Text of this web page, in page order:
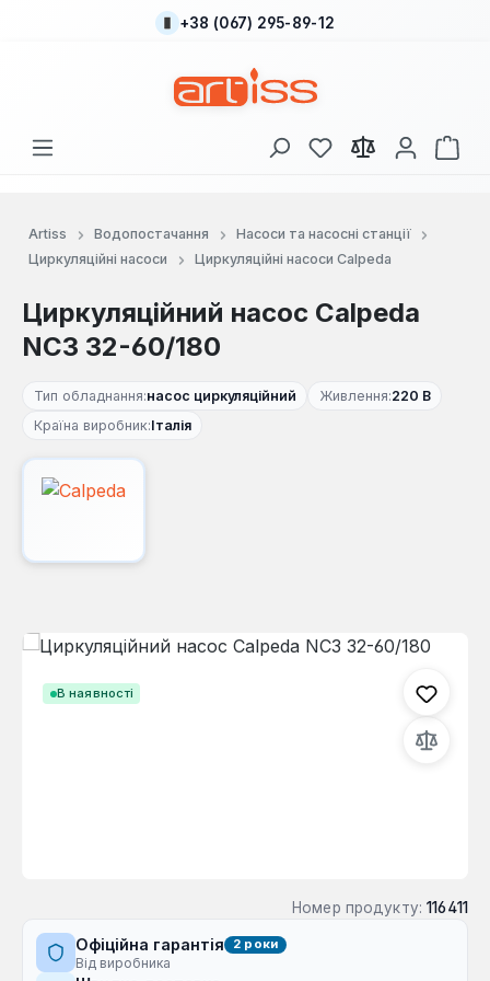
Перейти до основного вмісту
+38 (067) 295-89-12
У вас є 0 у списку
Artiss Водопостачання
Насоси та насосні станції
Циркуляційні насоси
Циркуляційні насоси Calpeda
Циркуляційний насос Calpeda
NC3 32-60/180
Тип обладнання:насос циркуляційний Живлення:220 В
Країна виробник:Італія
В наявності
Пропустити галерею зображень
Номер продукту: 116411
Офіційна гарантія 2 роки
Від виробника